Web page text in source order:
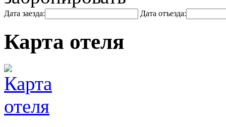
Дата заезда: Дата отъезда:
Карта отеля